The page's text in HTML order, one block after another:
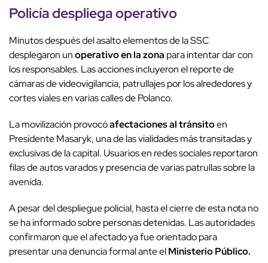
Policía despliega operativo
Minutos después del asalto elementos de la SSC
desplegaron unoperativo en la zona para intentar dar con
los responsables. Las acciones incluyeron el reporte de
cámaras de videovigilancia, patrullajes por los alrededores y
cortes viales en varias calles de Polanco.
La movilización provocóafectaciones al tránsitoen
Presidente Masaryk, una de las vialidades más transitadas y
exclusivas de la capital. Usuarios en redes sociales reportaron
filas de autos varados y presencia de varias patrullas sobre la
avenida.
A pesar del despliegue policial, hasta el cierre de esta nota no
se ha informado sobre personas detenidas. Las autoridades
confirmaron que el afectado ya fue orientado para
presentar una denuncia formal ante elMinisterio Público.